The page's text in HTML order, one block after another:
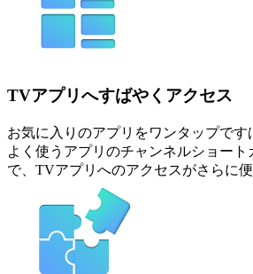
TVアプリへすばやくアクセス
お気に入りのアプリをワンタップです
よく使うアプリのチャンネルショー
で、TVアプリへのアクセスがさらに便